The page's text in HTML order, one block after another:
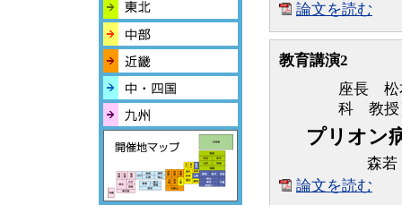
論文を読む
教育講演2
座長 松
科 教授
プリオン
森
論文を読む